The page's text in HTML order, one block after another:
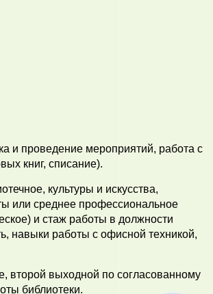
и проведение мероприятий, работа с
книг, списание).
культуры и искусства,
или среднее профессиональное
и стаж работы в должности
навыки работы с офисной техникой,
выходной по согласованному
библиотеки.